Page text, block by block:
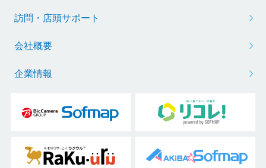
訪問・店頭サポート
会社概要
企業情報